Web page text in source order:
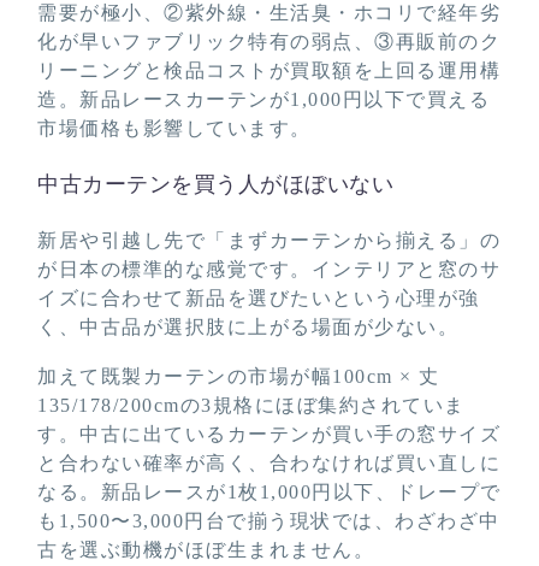
需要が極小、②紫外線・生活臭・ホコリで経年劣
化が早いファブリック特有の弱点、③再販前のク
リーニングと検品コストが買取額を上回る運用構
造。新品レースカーテンが1,000円以下で買える
市場価格も影響しています。
中古カーテンを買う人がほぼいない
新居や引越し先で「まずカーテンから揃える」の
が日本の標準的な感覚です。インテリアと窓のサ
イズに合わせて新品を選びたいという心理が強
く、中古品が選択肢に上がる場面が少ない。
加えて既製カーテンの市場が幅100cm × 丈
135/178/200cmの3規格にほぼ集約されていま
す。中古に出ているカーテンが買い手の窓サイズ
と合わない確率が高く、合わなければ買い直しに
なる。新品レースが1枚1,000円以下、ドレープで
も1,500〜3,000円台で揃う現状では、わざわざ中
古を選ぶ動機がほぼ生まれません。